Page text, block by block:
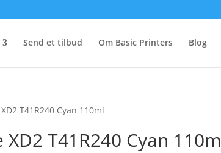
Send et tilbud Om Basic Printers Blog
T41R240 Cyan 110ml
T41R240 Cyan